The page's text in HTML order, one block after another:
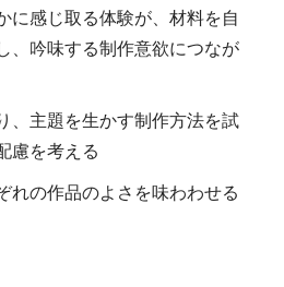
に感じ取る体験が、材料を自
、吟味する制作意欲につなが
、主題を生かす制作方法を試
慮を考える
れの作品のよさを味わわせる